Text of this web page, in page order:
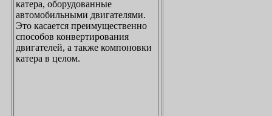
катера, оборудованные
автомобильными двигателями.
Это касается преимущественно
способов конвертирования
двигателей, а также компоновки
катера в целом.